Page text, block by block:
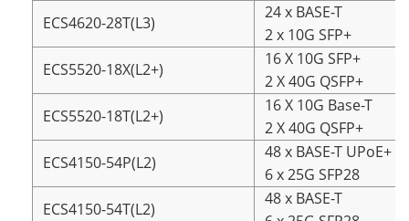
ECS4620-28T(L3)
24 x BASE-T
2 x 10G SFP+
ECS5520-18X(L2+)
16 X 10G SFP+
2 X 40G QSFP+
ECS5520-18T(L2+)
16 X 10G Base-T
2 X 40G QSFP+
ECS4150-54P(L2)
48 x BASE-T UPoE+
6 x 25G SFP28
ECS4150-54T(L2)
48 x BASE-T